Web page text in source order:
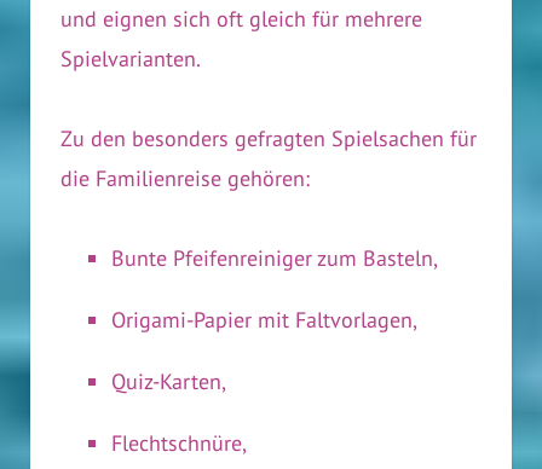
und eignen sich oft gleich für mehrere
Spielvarianten.
Zu den besonders gefragten Spielsachen für
die Familienreise gehören:
Bunte Pfeifenreiniger zum Basteln,
Origami-Papier mit Faltvorlagen,
Quiz-Karten,
Flechtschnüre,